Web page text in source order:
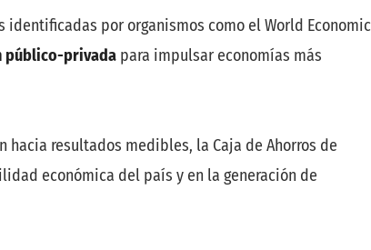
por organismos como el World Economic
público-privada para impulsar economías más
resultados medibles, la Caja de Ahorros de
económica del país y en la generación de